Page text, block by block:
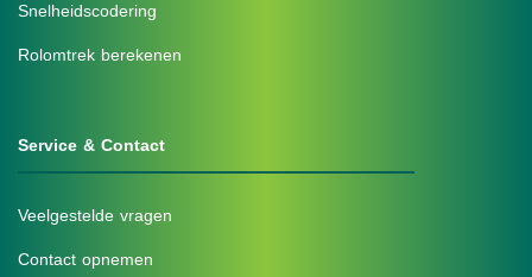
Snelheidscodering
Rolomtrek berekenen
Service & Contact
Veelgestelde vragen
Contact opnemen